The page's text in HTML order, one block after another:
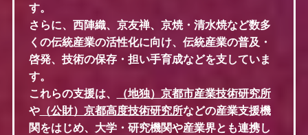
す。
さらに、西陣織、京友禅、京焼・清水焼など数多
くの伝統産業の活性化に向け、伝統産業の普及・
啓発、技術の保存・担い手育成などを支していま
す。
これらの支援は、
（地独）京都市産業技術研究所
や（公財）京都高度技術研究所などの産業支援機
関をはじめ、大学・研究機関や産業界とも連携し